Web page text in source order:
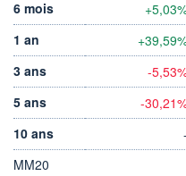
6 mois
1 an
3 ans
-
5 ans
-
10 ans
-
MM20